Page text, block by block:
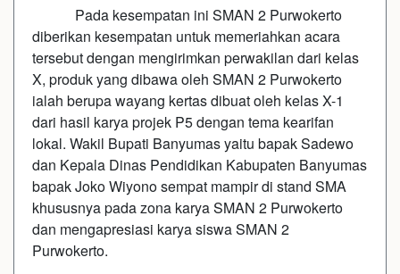
Pada kesempatan ini SMAN 2 Purwokerto
diberikan kesempatan untuk memeriahkan acara
tersebut dengan mengirimkan perwakilan dari kelas
X, produk yang dibawa oleh SMAN 2 Purwokerto
ialah berupa wayang kertas dibuat oleh kelas X-1
dari hasil karya projek P5 dengan tema kearifan
lokal. Wakil Bupati Banyumas yaitu bapak Sadewo
dan Kepala Dinas Pendidikan Kabupaten Banyumas
bapak Joko Wiyono sempat mampir di stand SMA
khususnya pada zona karya SMAN 2 Purwokerto
dan mengapresiasi karya siswa SMAN 2
Purwokerto.